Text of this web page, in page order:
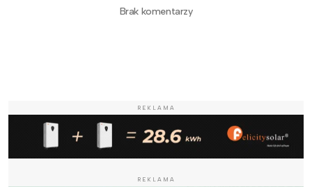
Brak komentarzy
REKLAMA
REKLAMA